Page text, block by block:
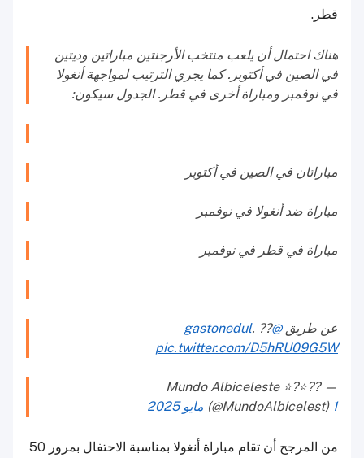
قطر.
هناك احتمال أن يلعب منتخب الأرجنتين مباراتين وديتين
في الصين في أكتوبر. كما يجري الترتيب لمواجهة أنغولا
في نوفمبر ومباراة أخرى في قطر. الجدول سيكون:
مباراتان في الصين في أكتوبر
مباراة ضد أنغولا في نوفمبر
مباراة في قطر في نوفمبر
عن طريق@gastonedul
. ??
pic.twitter.com/D5hRU09G5W
— Mundo Albiceleste ⭐?⭐??
(@MundoAlbicelest) 1 مايو 2025
من المرجح أن تقام مباراة أنغولا بمناسبة الاحتفال بمرور 50